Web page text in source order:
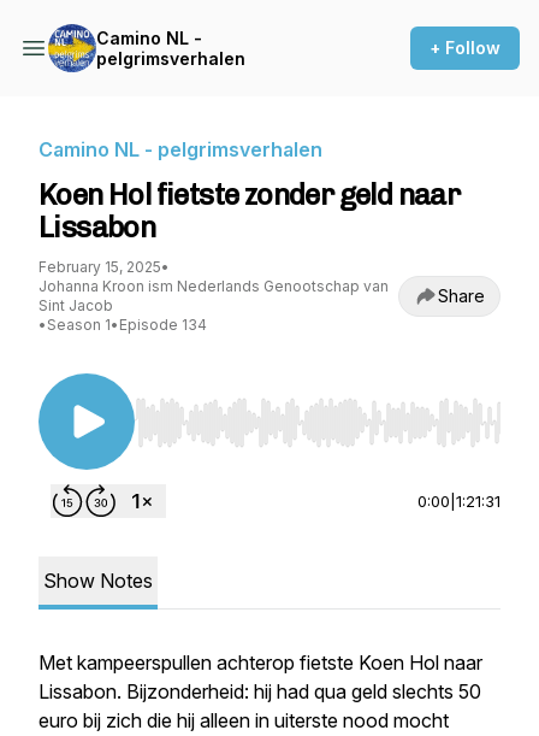
Camino NL -
pelgrimsverhalen
+ Follow
Camino NL - pelgrimsverhalen
Koen Hol fietste zonder geld naar
Lissabon
February 15, 2025•
Johanna Kroon ism Nederlands Genootschap van
Sint Jacob
• Season 1• Episode 134
Share
Use Left/Right to seek, Home/End to jump to
0:00 1:21:31
Show Notes
Met kampeerspullen achterop fietste Koen Hol naar
Lissabon. Bijzonderheid: hij had qua geld slechts 50
euro bij zich die hij alleen in uiterste nood mocht